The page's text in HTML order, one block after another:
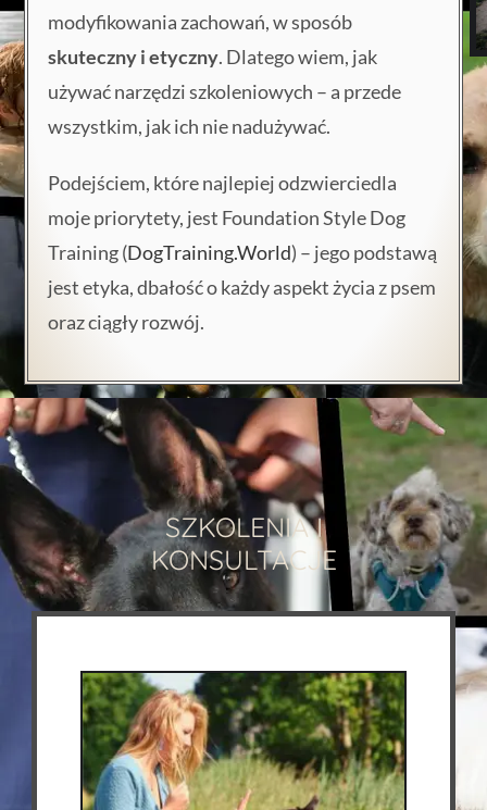
modyfikowania zachowań, w sposób
skuteczny i etyczny. Dlatego wiem, jak
używać narzędzi szkoleniowych – a przede
wszystkim, jak ich nie nadużywać.
Podejściem, które najlepiej odzwierciedla
moje priorytety, jest Foundation Style Dog
Training (DogTraining.World) – jego podstawą
jest etyka, dbałość o każdy aspekt życia z psem
oraz ciągły rozwój.
SZKOLENIA I
KONSULTACJE